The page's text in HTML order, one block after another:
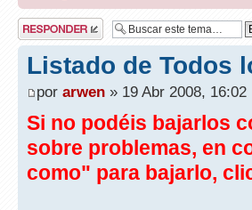
Publicar una
respuesta
Listado de Todos
por arwen » 19 Abr 2008, 16:02
Si no podéis bajarlos
sobre problemas, en
como" para bajarlo,